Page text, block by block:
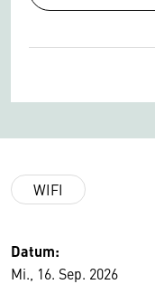
WIFI
Datum:
Mi., 16. Sep. 2026